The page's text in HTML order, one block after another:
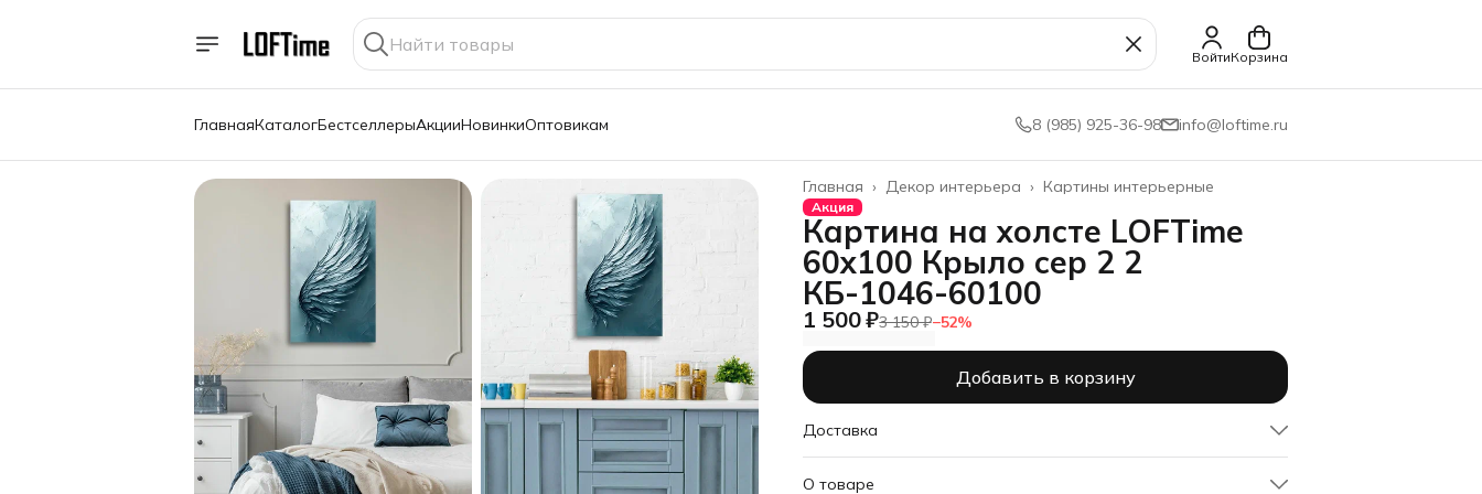
ВойтиКорзина
ГлавнаяКаталогБестселлерыАкцииНовинкиОптовикам 8 (985) 925-36-98 info@loftime.ru
Картины интерьерные
Декор интерьера ›
Главная ›
Акция
Картина на холсте LOFTime
60х100 Крыло сер 2 2
КБ-1046-60100
1 500 ₽3 150 ₽−52%
Добавить в корзину
Доставка
О товаре